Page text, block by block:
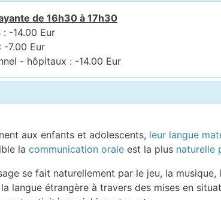
de 16h30 à 17h30
-14.00 Eur
-7.00 Eur
- hôpitaux : -14.00 Eur
aux enfants et adolescents, leur langue
lacommunication oraleest la plus naturelle
se fait naturellement par le jeu, la
langue étrangère à travers des mises en